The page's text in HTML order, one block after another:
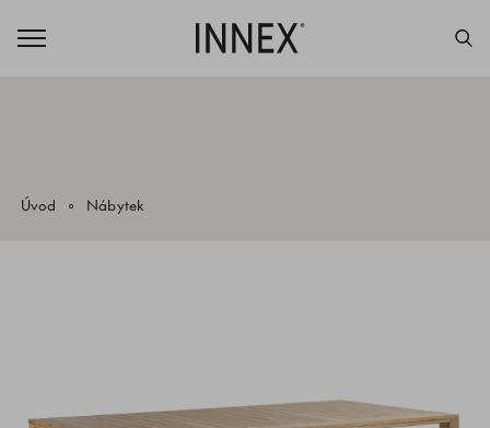
Úvod Nábytek